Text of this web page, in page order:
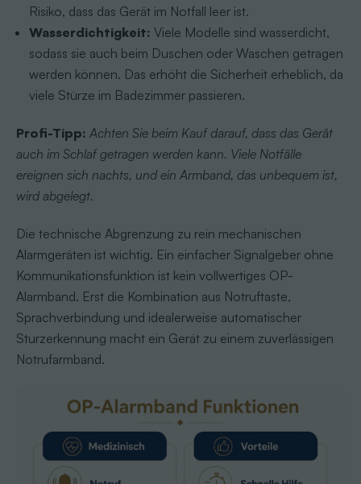
Risiko, dass das Gerät im Notfall leer ist.
Wasserdichtigkeit: Viele Modelle sind wasserdicht,
sodass sie auch beim Duschen oder Waschen getragen
werden können. Das erhöht die Sicherheit erheblich, da
viele Stürze im Badezimmer passieren.
Profi-Tipp: Achten Sie beim Kauf darauf, dass das Gerät
auch im Schlaf getragen werden kann. Viele Notfälle
ereignen sich nachts, und ein Armband, das unbequem ist,
wird abgelegt.
Die technische Abgrenzung zu rein mechanischen
Alarmgeräten ist wichtig. Ein einfacher Signalgeber ohne
Kommunikationsfunktion ist kein vollwertiges OP-
Alarmband. Erst die Kombination aus Notruftaste,
Sprachverbindung und idealerweise automatischer
Sturzerkennung macht ein Gerät zu einem zuverlässigen
Notrufarmband.